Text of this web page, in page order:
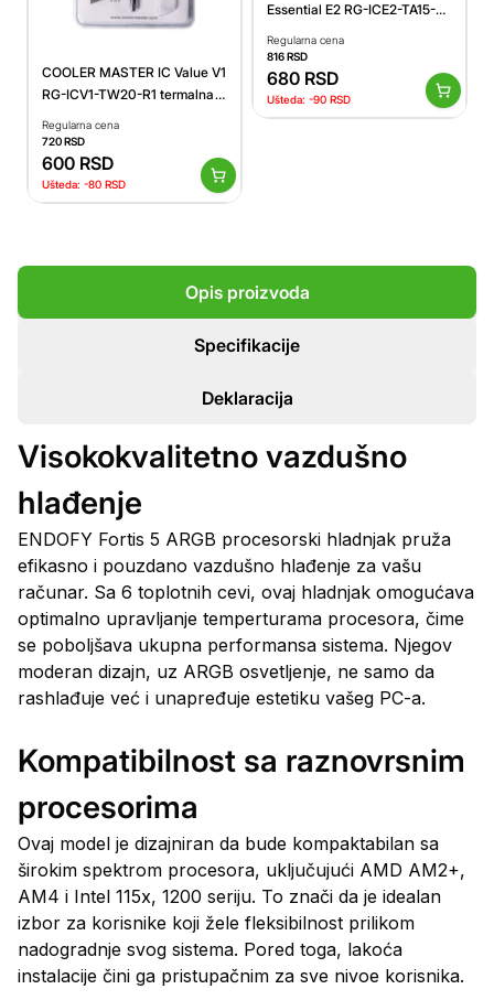
COOLER MASTER IC Value V1
RG-ICV1-TW20-R1 termalna
pasta
Regularna cena
720RSD
600 RSD
Ušteda: -80 RSD
Essential E2 RG-ICE2-TA15-R1
termalna pasta
Regularna cena
816RSD
680 RSD
Ušteda: -90 RSD
Opis proizvoda
Specifikacije
Deklaracija
Visokokvalitetno vazdušno
hlađenje
ENDOFY Fortis 5 ARGB procesorski hladnjak pruža
efikasno i pouzdano vazdušno hlađenje za vašu
računar. Sa 6 toplotnih cevi, ovaj hladnjak omogućava
optimalno upravljanje temperturama procesora, čime
se poboljšava ukupna performansa sistema. Njegov
moderan dizajn, uz ARGB osvetljenje, ne samo da
rashlađuje već i unapređuje estetiku vašeg PC-a.
Kompatibilnost sa raznovrsnim
procesorima
Ovaj model je dizajniran da bude kompaktabilan sa
širokim spektrom procesora, uključujući AMD AM2+,
AM4 i Intel 115x, 1200 seriju. To znači da je idealan
izbor za korisnike koji žele fleksibilnost prilikom
nadogradnje svog sistema. Pored toga, lakoća
instalacije čini ga pristupačnim za sve nivoe korisnika.